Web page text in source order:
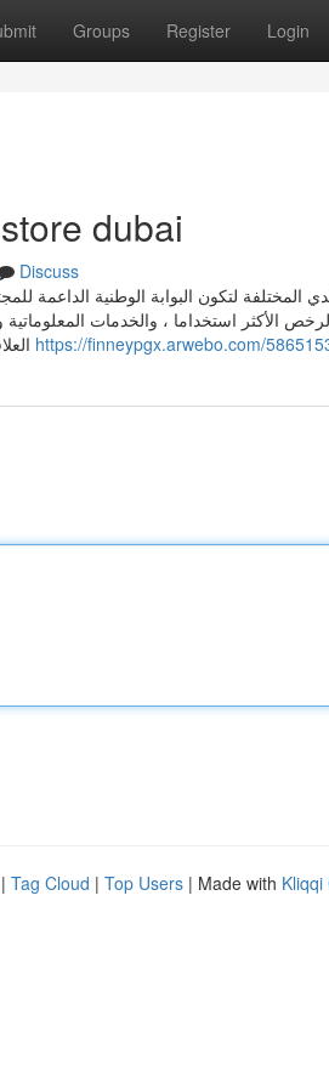
Groups Register Login
dubai
Discuss
المختلفة لتكون البوابة الوطنية الداعمة
الأكثر استخداما ، والخدمات
https://finneypgx.arwebo.com/
| Tag Cloud | Top Users | Made with Kliqqi